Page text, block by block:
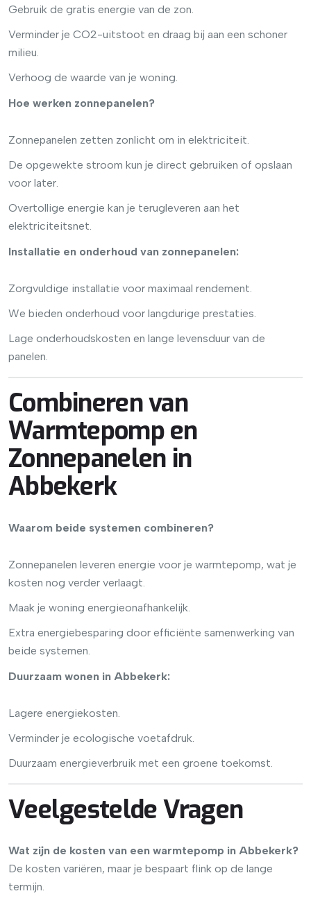
Gebruik de gratis energie van de zon.
Verminder je CO2-uitstoot en draag bij aan een schoner
milieu.
Verhoog de waarde van je woning.
Hoe werken zonnepanelen?
Zonnepanelen zetten zonlicht om in elektriciteit.
De opgewekte stroom kun je direct gebruiken of opslaan
voor later.
Overtollige energie kan je terugleveren aan het
elektriciteitsnet.
Installatie en onderhoud van zonnepanelen:
Zorgvuldige installatie voor maximaal rendement.
We bieden onderhoud voor langdurige prestaties.
Lage onderhoudskosten en lange levensduur van de
panelen.
Combineren van
Warmtepomp en
Zonnepanelen in
Abbekerk
Waarom beide systemen combineren?
Zonnepanelen leveren energie voor je warmtepomp, wat je
kosten nog verder verlaagt.
Maak je woning energieonafhankelijk.
Extra energiebesparing door efficiënte samenwerking van
beide systemen.
Duurzaam wonen in Abbekerk:
Lagere energiekosten.
Verminder je ecologische voetafdruk.
Duurzaam energieverbruik met een groene toekomst.
Veelgestelde Vragen
Wat zijn de kosten van een warmtepomp in Abbekerk?
De kosten variëren, maar je bespaart flink op de lange
termijn.